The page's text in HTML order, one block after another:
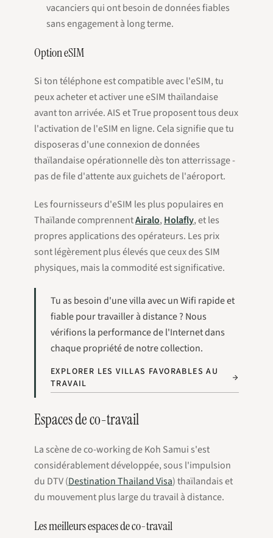
vacanciers qui ont besoin de données fiables
sans engagement à long terme.
Option eSIM
Si ton téléphone est compatible avec l'eSIM, tu
peux acheter et activer une eSIM thaïlandaise
avant ton arrivée. AIS et True proposent tous deux
l'activation de l'eSIM en ligne. Cela signifie que tu
disposeras d'une connexion de données
thaïlandaise opérationnelle dès ton atterrissage -
pas de file d'attente aux guichets de l'aéroport.
Les fournisseurs d'eSIM les plus populaires en
Thaïlande comprennentAiralo, Holafly, et les
propres applications des opérateurs. Les prix
sont légèrement plus élevés que ceux des SIM
physiques, mais la commodité est significative.
Tu as besoin d'une villa avec un Wifi rapide et
fiable pour travailler à distance ? Nous
vérifions la performance de l'Internet dans
chaque propriété de notre collection.
EXPLORER LES VILLAS FAVORABLES AU
TRAVAIL
Espaces de co-travail
La scène de co-working de Koh Samui s'est
considérablement développée, sous l'impulsion
du DTV (Destination Thailand Visa) thaïlandais et
du mouvement plus large du travail à distance.
Les meilleurs espaces de co-travail